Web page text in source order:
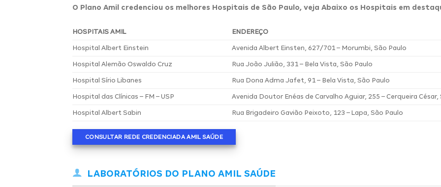
O Plano Amil credenciou os melhores Hospitais de São Paulo, veja Abaixo os Hospitais em
HOSPITAIS AMIL ENDEREÇO
Hospital Albert Einstein Avenida Albert Einsten, 627/701 – Morumbi, São Paulo
Hospital Alemão Oswaldo Cruz Rua João Julião, 331 – Bela Vista, São Paulo
Hospital Sírio Libanes Rua Dona Adma Jafet, 91 – Bela Vista, São Paulo
Hospital das Clínicas – FM – USP Avenida Doutor Enéas de Carvalho Aguiar, 255 – Cerqueira César,
Hospital Albert Sabin Rua Brigadeiro Gavião Peixoto, 123 – Lapa, São Paulo
CONSULTAR REDE CREDENCIADA AMIL SAÚDE
LABORATÓRIOS DO PLANO AMIL SAÚDE